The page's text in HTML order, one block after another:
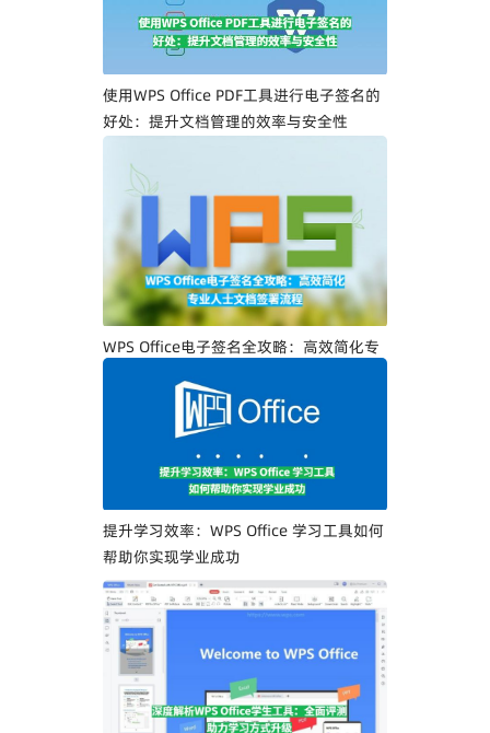
使用WPS Office PDF工具进行电子签名的
好处：提升文档管理的效率与安全性
WPS Office电子签名全攻略：高效简化专
提升学习效率：WPS Office 学习工具如何
帮助你实现学业成功